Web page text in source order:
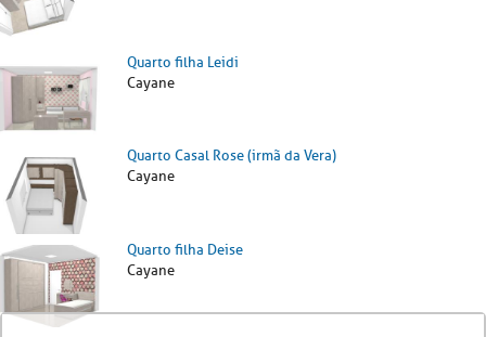
Quarto filha Leidi
Cayane
Quarto Casal Rose (irmã da Vera)
Cayane
Quarto filha Deise
Cayane